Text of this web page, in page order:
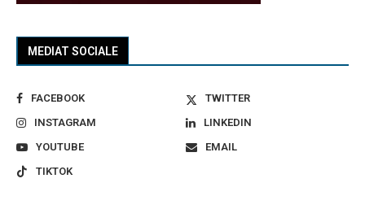
MEDIAT SOCIALE
FACEBOOK
TWITTER
INSTAGRAM
LINKEDIN
YOUTUBE
EMAIL
TIKTOK